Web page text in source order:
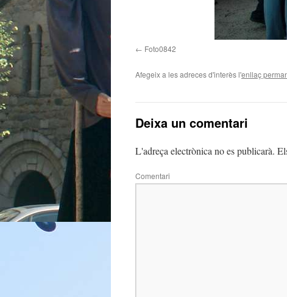
Foto0842
Afegeix a les adreces d'interès l'enllaç
Deixa un comentari
L'adreça electrònica no es publicarà.
Comentari